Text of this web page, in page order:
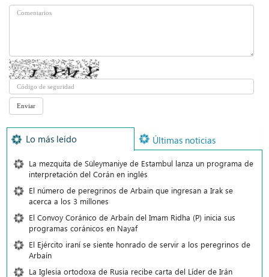
Lo más leído Últimas noticias
La mezquita de Süleymaniye de Estambul lanza un programa de
interpretación del Corán en inglés
El número de peregrinos de Arbain que ingresan a Irak se
acerca a los 3 millones
El Convoy Coránico de Arbaín del Imam Ridha (P) inicia sus
programas coránicos en Nayaf
El Ejército iraní se siente honrado de servir a los peregrinos de
Arbaín
La Iglesia ortodoxa de Rusia recibe carta del Líder de Irán